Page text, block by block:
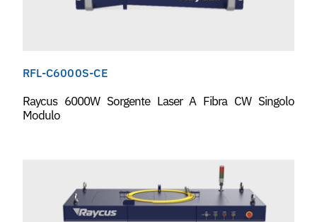
RFL-C6000S-CE
Raycus 6000W Sorgente Laser A Fibra CW Singolo
Modulo